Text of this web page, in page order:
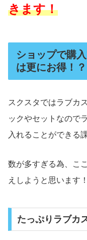
きます！
ショップで購
は更にお得！？
スクスタではラブカ
ックやセットなので
入れることができる
数が多すぎる為、こ
えしようと思います！
たっぷりラブカ